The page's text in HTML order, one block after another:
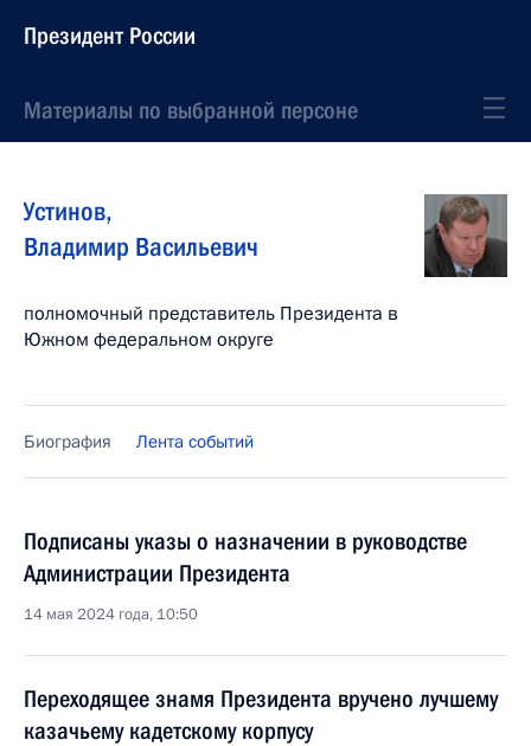
Президент России
Материалы по выбранной персоне
Устинов,
Владимир Васильевич
полномочный представитель Президента в
Южном федеральном округе
Биография Лента событий
Подписаны указы о назначении в руководстве
Администрации Президента
14 мая 2024 года, 10:50
Переходящее знамя Президента вручено лучшему
казачьему кадетскому корпусу